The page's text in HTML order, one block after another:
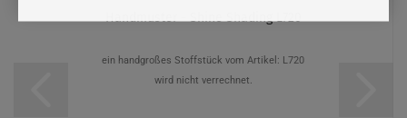
Handmuster - Shine Shading L720
ein handgroßes Stoffstück vom Artikel: L720
wird nicht verrechnet.